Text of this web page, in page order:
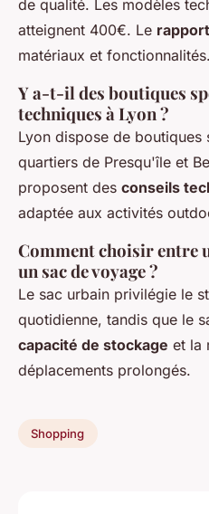
de qualité. Les modèles
atteignent 400€. Le
matériaux et fonctionnalités.
Y a-t-il des boutiques
techniques à Lyon ?
Lyon dispose de boutiques
quartiers de Presqu'île et
proposent des conseils
adaptée aux activités
Comment choisir entre
un sac de voyage ?
Le sac urbain privilégie le
quotidienne, tandis que le
capacité de stockage et la
déplacements prolongés.
Shopping